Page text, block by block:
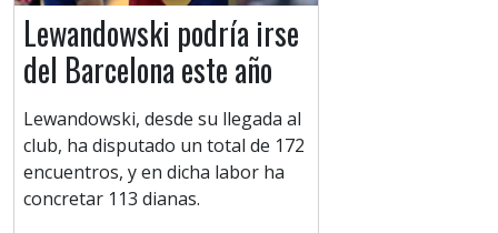
Lewandowski podría irse
del Barcelona este año
Lewandowski, desde su llegada al
club, ha disputado un total de 172
encuentros, y en dicha labor ha
concretar 113 dianas.